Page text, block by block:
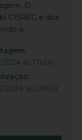
O
CISREC e dos
o
2024 às 17h00
2024 às 23h59